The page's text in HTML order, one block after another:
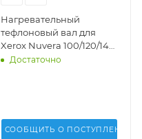
Нагревательный
тефлоновый вал для
Xerox Nuvera 100/120/144
(059K58953) - 059K58953
Достаточно
СООБЩИТЬ О ПОСТУПЛЕНИИ